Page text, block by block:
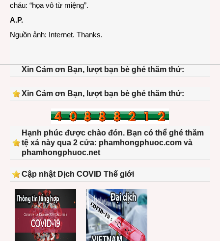
cháu: “họa vô từ miệng”.
A.P.
Nguồn ảnh: Internet. Thanks.
Xin Cảm ơn Bạn, lượt bạn bè ghé thăm thứ:
Xin Cảm ơn Bạn, lượt bạn bè ghé thăm thứ:
Hạnh phúc được chào đón. Bạn có thể ghé thăm
tệ xá này qua 2 cửa: phamhongphuoc.com và
phamhongphuoc.net
Cập nhật Dịch COVID Thế giới